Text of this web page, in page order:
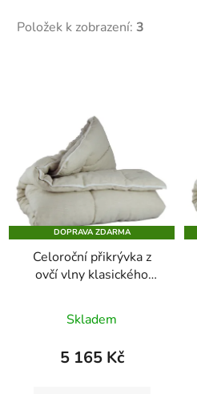
Položek k zobrazení: 3
p
o
d
DOPRAVA ZDARMA
Celoroční přikrývka z
ovčí vlny klasického
plátnu
Skladem
5 165 Kč